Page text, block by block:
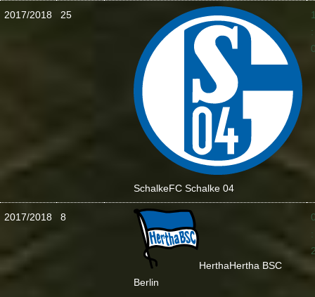
2017/2018 25
SchalkeFC Schalke 04
:
2017/2018 8
HerthaHertha BSC
Berlin
: